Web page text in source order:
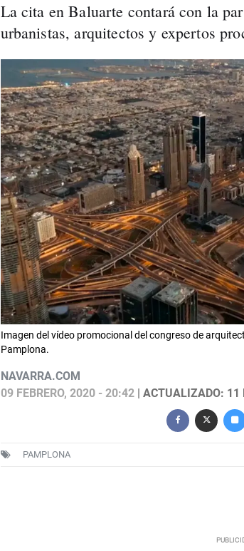
La cita en Baluarte contará con la
urbanistas, arquitectos y expertos
Imagen del vídeo promocional del congreso de
Pamplona.
NAVARRA.COM
09 FEBRERO, 2020 - 20:42| ACTUALIZADO: 11
PAMPLONA